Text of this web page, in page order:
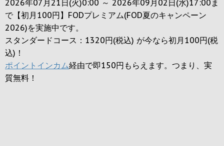
2026年07月21日(火)0:00 ～ 2026年09月02日(水)17:00ま
で【初月100円】FODプレミアム(FOD夏のキャンペーン
2026)を実施中です。
スタンダードコース：1320円(税込) が今なら初月100円(税
込)！
ポイントインカム経由で即150円もらえます。つまり、実
質無料！